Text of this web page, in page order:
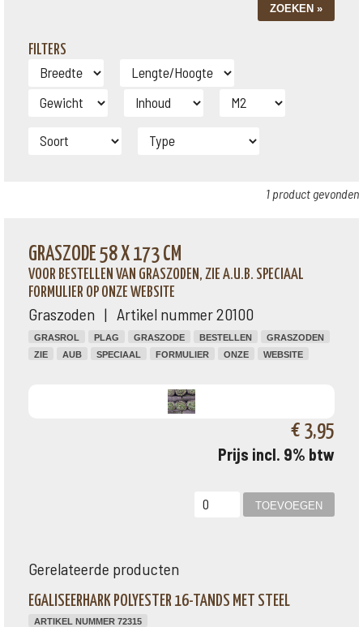
FILTERS
1 product gevonden
GRASZODE 58 X 173 CM
VOOR BESTELLEN VAN GRASZODEN, ZIE A.U.B. SPECIAAL
FORMULIER OP ONZE WEBSITE
Graszoden | Artikel nummer 20100
GRASROL PLAG GRASZODE BESTELLEN
GRASZODEN
ZIE
AUB SPECIAAL FORMULIER ONZE WEBSITE
€ 3,95
Prijs incl. 9% btw
Gerelateerde producten
EGALISEERHARK POLYESTER 16-TANDS MET STEEL
ARTIKEL NUMMER 72315